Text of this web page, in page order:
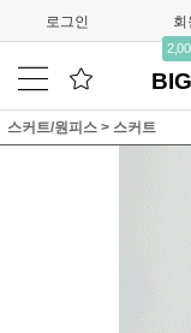
로그인 회
스커트/원피스 > 스커트